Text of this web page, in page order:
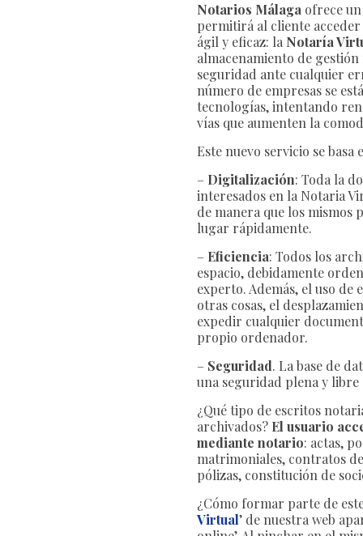
Notarios Málaga ofrece
permitirá al cliente acceder
ágil y eficaz: la Notaría
almacenamiento de
seguridad ante cualquier
número de empresas se
tecnologías, intentando
vías que aumenten la
Este nuevo servicio se
– Digitalización: Toda la
interesados en la Notaria
de manera que los mismos
lugar rápidamente.
– Eficiencia: Todos los
espacio, debidamente
experto. Además, el uso
otras cosas, el
expedir cualquier
propio ordenador.
– Seguridad. La base de
una seguridad plena y
¿Qué tipo de escritos
archivados? El usuario
mediante notario: actas,
matrimoniales, contratos
pólizas, constitución de
¿Cómo formar parte de
Virtual’ de nuestra web